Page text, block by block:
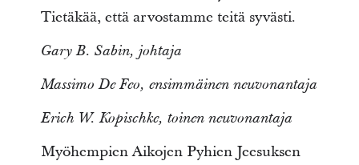
Tietäkää, että arvostamme teitä syvästi.
Gary B. Sabin, johtaja
Massimo De Feo, ensimmäinen neuvonantaja
Erich W. Kopischke, toinen neuvonantaja
Myöhempien Aikojen Pyhien Jeesuksen